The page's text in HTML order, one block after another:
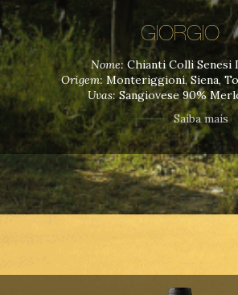
GIORGIO
Nome:Chianti Colli Senesi
Origem:Monteriggioni, Siena,
Uvas:Sangiovese 90%
Saiba mais